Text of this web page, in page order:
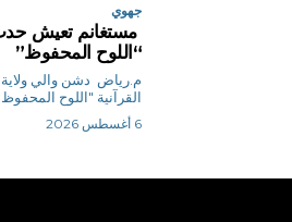
جهوي
مستغانم تعيش
“اللوح المحفوظ”
م.رياض دشن والي
القرآنية "اللوح المحفوظ" بحي 400
6 أغسطس 2026